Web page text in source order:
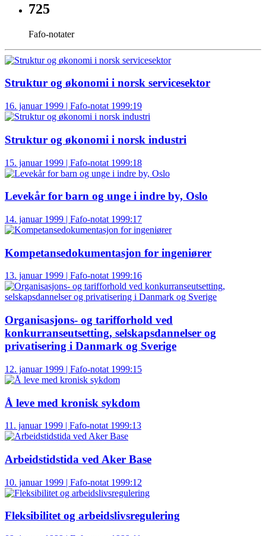
725
Fafo-notater
Struktur og økonomi i norsk servicesektor
16. januar 1999 | Fafo-notat 1999:19
Struktur og økonomi i norsk industri
15. januar 1999 | Fafo-notat 1999:18
Levekår for barn og unge i indre by, Oslo
14. januar 1999 | Fafo-notat 1999:17
Kompetansedokumentasjon for ingeniører
13. januar 1999 | Fafo-notat 1999:16
Organisasjons- og tarifforhold ved
konkurranseutsetting, selskapsdannelser og
privatisering i Danmark og Sverige
12. januar 1999 | Fafo-notat 1999:15
Å leve med kronisk sykdom
11. januar 1999 | Fafo-notat 1999:13
Arbeidstidstida ved Aker Base
10. januar 1999 | Fafo-notat 1999:12
Fleksibilitet og arbeidslivsregulering